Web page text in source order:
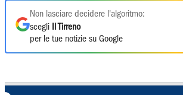
Non lasciare decidere l'algoritmo:
scegli
Il Tirreno
per le tue notizie su Google